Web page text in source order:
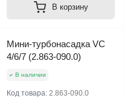
В корзину
Мини-турбонасадка VC
4/6/7 (2.863-090.0)
В наличии
Код товара: 2.863-090.0